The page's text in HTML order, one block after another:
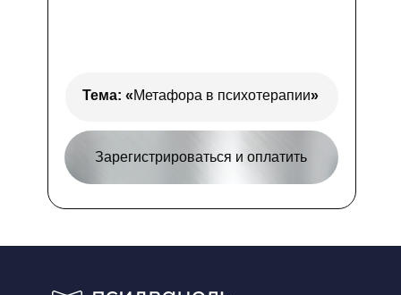
Тема: «Метафора в психотерапии»
Зарегистрироваться и оплатить